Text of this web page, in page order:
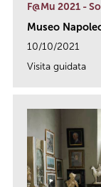
F@Mu 2021 -
Museo
10/10/2021
Visita guidata